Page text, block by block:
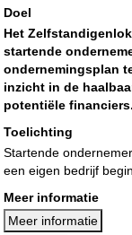
Doel
Het
startende
ondernemingsplan
inzicht in de
potentiële financiers.
Toelichting
Startende
een eigen bedrijf
Meer informatie
Meer informatie